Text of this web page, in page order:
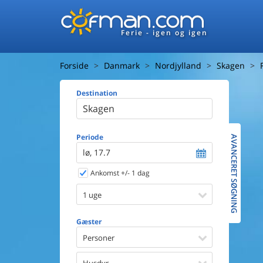
Ferie - igen og igen
Forside Danmark Nordjylland Skagen
Destination
Periode
lø, 17.7
Ankomst +/- 1 dag
1 uge
Gæster
Personer
Afstand til
Udsigt til
Faciliteter
Spa
AVANCERET SØGNING